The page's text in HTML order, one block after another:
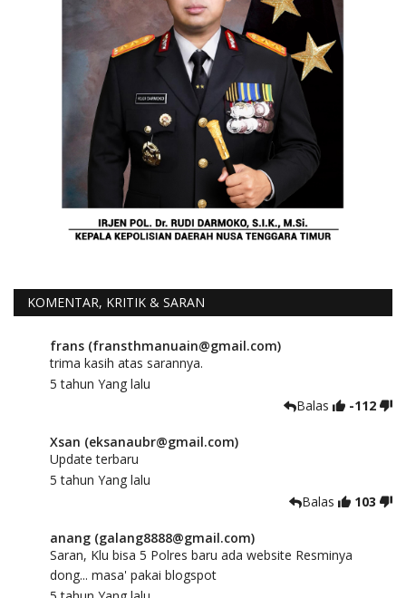
KOMENTAR, KRITIK & SARAN
frans (fransthmanuain@gmail.com)
trima kasih atas sarannya.
5 tahun Yang lalu
Balas
-112
Xsan (eksanaubr@gmail.com)
Update terbaru
5 tahun Yang lalu
Balas
103
anang (galang8888@gmail.com)
Saran, Klu bisa 5 Polres baru ada website Resminya
dong... masa' pakai blogspot